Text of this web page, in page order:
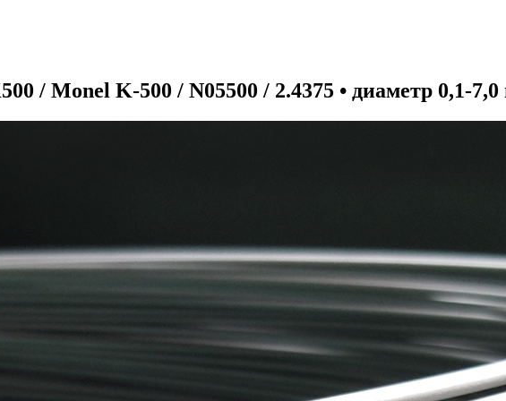
/ Monel K-500 / N05500 / 2.4375 • диаметр 0,1-